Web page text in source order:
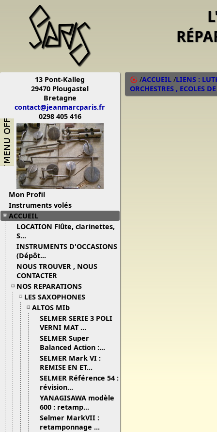
13 Pont-Kalleg
29470 Plougastel
Bretagne
contact@jeanmarcparis.fr
0298 405 416
Mon Profil
Instruments volés
ACCUEIL
LOCATION Flûte, clarinettes,
S...
INSTRUMENTS D'OCCASIONS
(Dépôt...
NOUS TROUVER , NOUS
CONTACTER
NOS REPARATIONS
LES SAXOPHONES
ALTOS MIb
SELMER SERIE 3 POLI
VERNI MAT ...
SELMER Super
Balanced Action :...
SELMER Mark VI :
REMISE EN ET...
SELMER Référence 54 :
révision...
YANAGISAWA modèle
600 : retamp...
Selmer MarkVII :
retamponnage ...
/ACCUEIL /LIENS :
ORCHESTRES , ECOLES